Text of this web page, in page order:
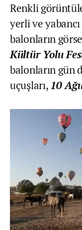
Renkli
yerli ve
balonların
Kültür Yolu
balonların gün
uçuşları,10